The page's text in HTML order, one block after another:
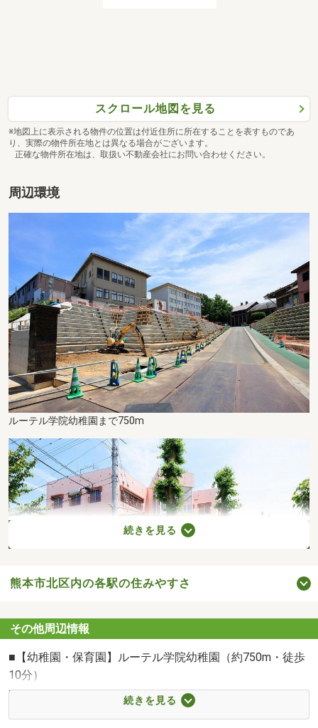
スクロール地図を見る
※地図上に表示される物件の位置は付近住所に所在することを表すものであ
り、実際の物件所在地とは異なる場合がございます。
正確な物件所在地は、取扱い不動産会社にお問い合わせください。
周辺環境
ルーテル学院幼稚園まで750m
続きを見る
熊本市北区内の各駅の住みやすさ
その他周辺情報
■【幼稚園・保育園】ルーテル学院幼稚園（約750m・徒歩
10分）
■【幼稚園・保育園】清水保育園（約800m・徒歩10分）
■【小学校】清水小学校（約750m・徒歩10分）
続きを見る